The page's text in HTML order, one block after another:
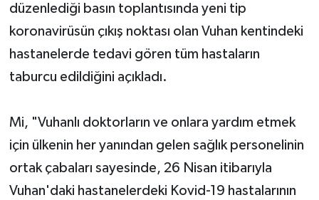
düzenlediği basın toplantısında yeni tip
koronavirüsün çıkış noktası olan Vuhan kentindeki
hastanelerde tedavi gören tüm hastaların
taburcu edildiğini açıkladı.
Mi, "Vuhanlı doktorların ve onlara yardım etmek
için ülkenin her yanından gelen sağlık personelinin
ortak çabaları sayesinde, 26 Nisan itibarıyla
Vuhan'daki hastanelerdeki Kovid-19 hastalarının